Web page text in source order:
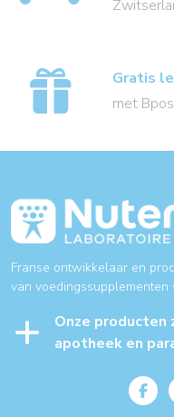
Gratis
met
Franse ontwikkelaar en
van voedingssupplementen
Onze producten
apotheek en